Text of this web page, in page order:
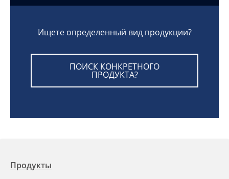
Ищете определенный вид продукции?
ПОИСК КОНКРЕТНОГО
ПРОДУКТА?
Продукты